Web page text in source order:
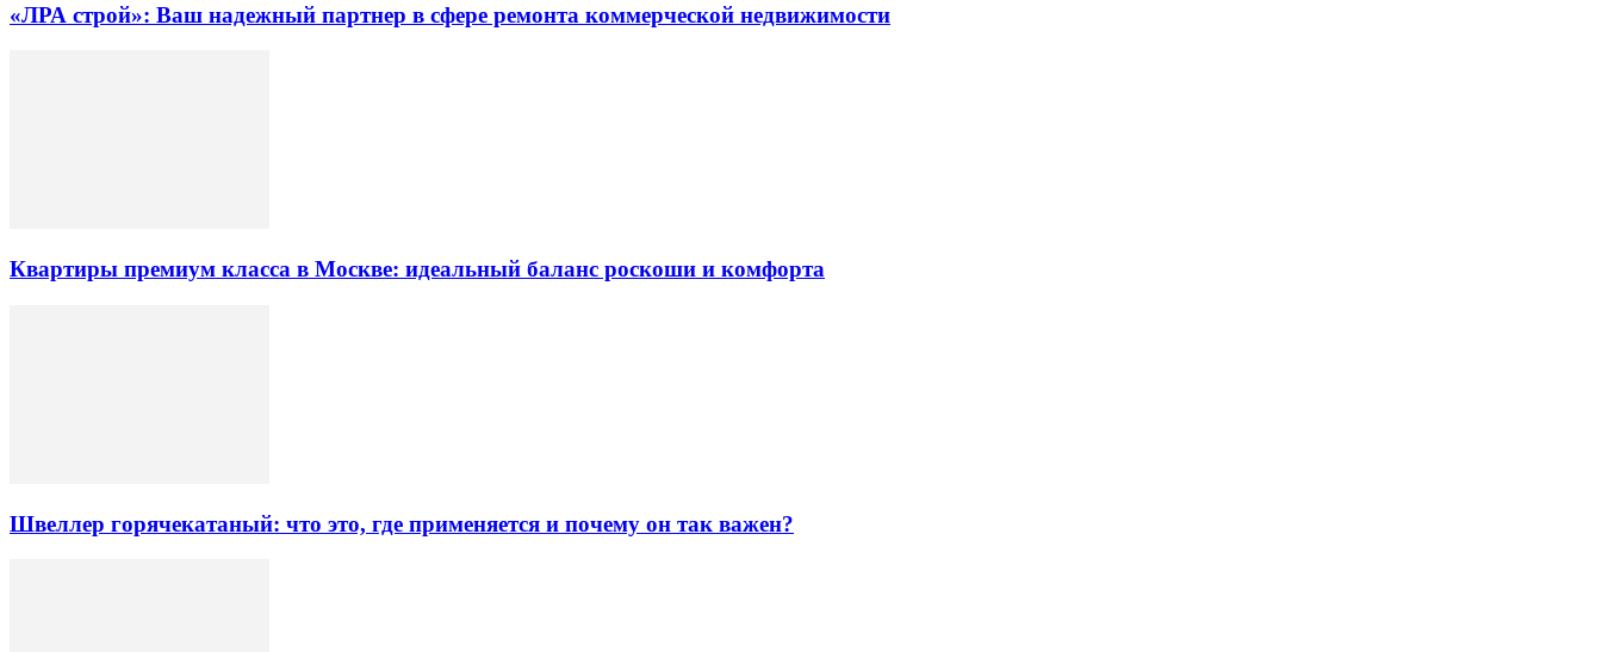
«ЛРА строй»: Ваш надежный партнер в сфере ремонта коммерческой недвижимости
Квартиры премиум класса в Москве: идеальный баланс роскоши и комфорта
Швеллер горячекатаный: что это, где применяется и почему он так важен?